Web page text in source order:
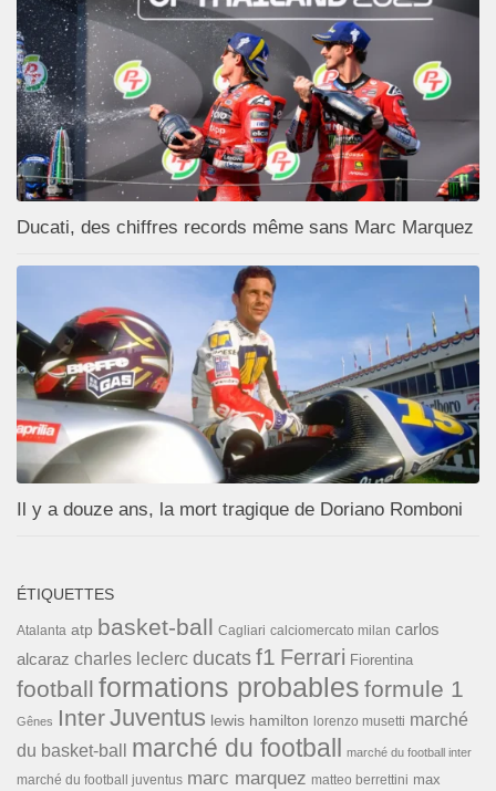
Ducati, des chiffres records même sans Marc Marquez
Il y a douze ans, la mort tragique de Doriano Romboni
ÉTIQUETTES
Atalanta atp basket-ball Cagliari calciomercato milan carlos
alcaraz charles leclerc ducats f1 Ferrari Fiorentina
football formations probables formule 1
Gênes InterJuventus lewis hamilton lorenzo musetti marché
du basket-ball
marché du football marché du football inter
marché du football juventus marc marquez matteo berrettini max